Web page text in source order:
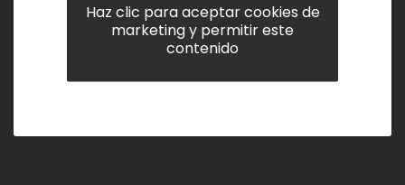
Haz clic para aceptar cookies de
marketing y permitir este
contenido